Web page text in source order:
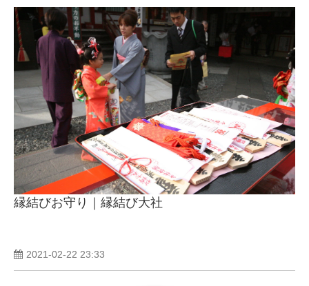
縁結びお守り｜縁結び大社
2021-02-22 23:33